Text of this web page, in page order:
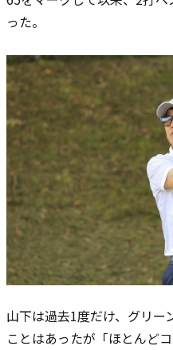
った。
山下は過去1度だけ、グリー
ことはあったが「ほとんど